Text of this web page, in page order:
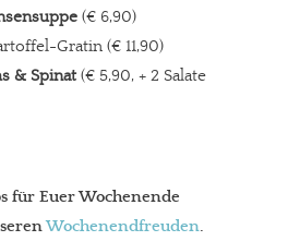
Arbeit?
(€ 6,90)
Gratin (€ 11,90)
& Spinat (€ 5,90, + 2 Salate
für Euer Wochenende
Wochenendfreuden.